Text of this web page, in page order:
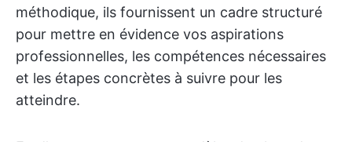
méthodique, ils fournissent un cadre structuré
pour mettre en évidence vos aspirations
professionnelles, les compétences nécessaires
et les étapes concrètes à suivre pour les
atteindre.